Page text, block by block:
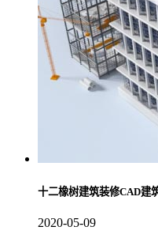
十二橡树建筑装修CAD建
2020-05-09